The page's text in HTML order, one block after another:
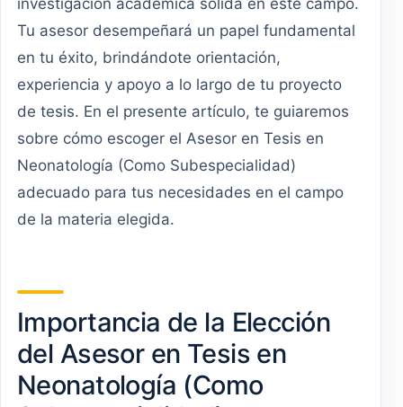
Tu asesor desempeñará un papel fundamental
en tu éxito, brindándote orientación,
experiencia y apoyo a lo largo de tu proyecto
de tesis. En el presente artículo, te guiaremos
sobre cómo escoger el Asesor en Tesis en
Neonatología (Como Subespecialidad)
adecuado para tus necesidades en el campo
de la materia elegida.
Importancia de la Elección
del Asesor en Tesis en
Neonatología (Como